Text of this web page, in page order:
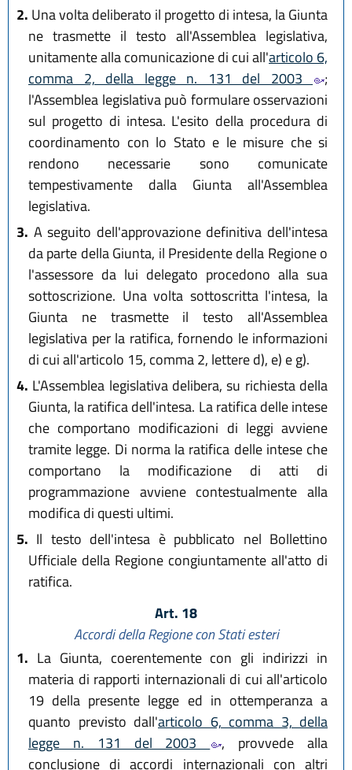
2. Una volta deliberato il progetto di intesa, la Giunta
ne trasmette il testo all'Assemblea legislativa,
unitamente alla comunicazione di cui all'articolo 6,
comma 2, della legge n. 131 del 2003
;
l'Assemblea legislativa può formulare osservazioni
sul progetto di intesa. L'esito della procedura di
coordinamento con lo Stato e le misure che si
rendono necessarie sono comunicate
tempestivamente dalla Giunta all'Assemblea
legislativa.
3. A seguito dell'approvazione definitiva dell'intesa
da parte della Giunta, il Presidente della Regione o
l'assessore da lui delegato procedono alla sua
sottoscrizione. Una volta sottoscritta l'intesa, la
Giunta ne trasmette il testo all'Assemblea
legislativa per la ratifica, fornendo le informazioni
di cui all'articolo 15, comma 2, lettere d), e) e g).
4. L'Assemblea legislativa delibera, su richiesta della
Giunta, la ratifica dell'intesa. La ratifica delle intese
che comportano modificazioni di leggi avviene
tramite legge. Di norma la ratifica delle intese che
comportano la modificazione di atti di
programmazione avviene contestualmente alla
modifica di questi ultimi.
5. Il testo dell'intesa è pubblicato nel Bollettino
Ufficiale della Regione congiuntamente all'atto di
ratifica.
Art. 18
Accordi della Regione con Stati esteri
1. La Giunta, coerentemente con gli indirizzi in
materia di rapporti internazionali di cui all'articolo
19 della presente legge ed in ottemperanza a
quanto previsto dall'articolo 6, comma 3, della
legge n. 131 del 2003
, provvede alla
conclusione di accordi internazionali con altri